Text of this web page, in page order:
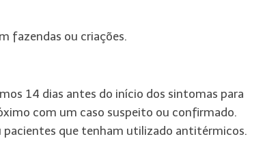
fazendas ou criações.
14 dias antes do início dos sintomas para
com um caso suspeito ou confirmado.
pacientes que tenham utilizado antitérmicos.